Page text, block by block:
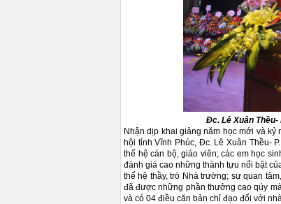
Đc. Lê Xuân Thều-
Nhận dịp khai giảng năm học mới và
hội tỉnh Vĩnh Phúc, Đc. Lê Xuân Thều-
thế hệ cán bộ, giáo viên; các em học
đánh giá cao những thành tựu nổi bật
thế hệ thầy, trò Nhà trường; sự quan
đã được những phần thưởng cao qúy
và có 04 điều căn bản chỉ đạo đối với